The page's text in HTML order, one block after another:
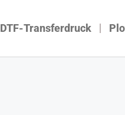
DTF-Transferdruck